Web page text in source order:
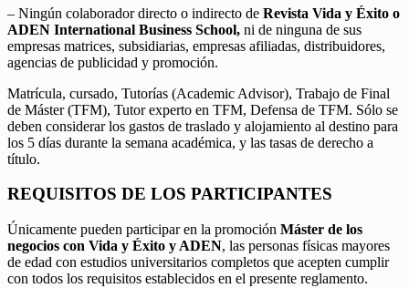
– Ningún colaborador directo o indirecto de Revista Vida y Éxito o
ADEN International Business School, ni de ninguna de sus
empresas matrices, subsidiarias, empresas afiliadas, distribuidores,
agencias de publicidad y promoción.
Matrícula, cursado, Tutorías (Academic Advisor), Trabajo de Final
de Máster (TFM), Tutor experto en TFM, Defensa de TFM. Sólo se
deben considerar los gastos de traslado y alojamiento al destino para
los 5 días durante la semana académica, y las tasas de derecho a
título.
REQUISITOS DE LOS PARTICIPANTES
Únicamente pueden participar en la promoción Máster de los
negocios con Vida y Éxito y ADEN, las personas físicas mayores
de edad con estudios universitarios completos que acepten cumplir
con todos los requisitos establecidos en el presente reglamento.